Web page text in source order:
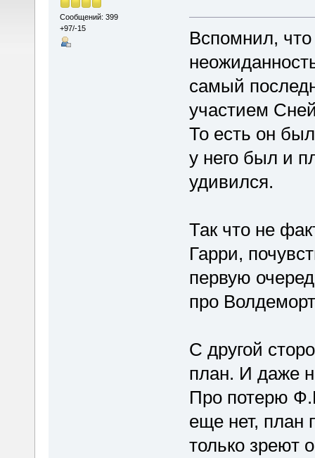
Сообщений: 399
+97/-15
Вспомнил,
самый
участием
То есть он
у него был и
удивился.
Так что не
Гарри,
первую
про
С другой
план. И даже
Про потерю
еще нет, план
только зреют